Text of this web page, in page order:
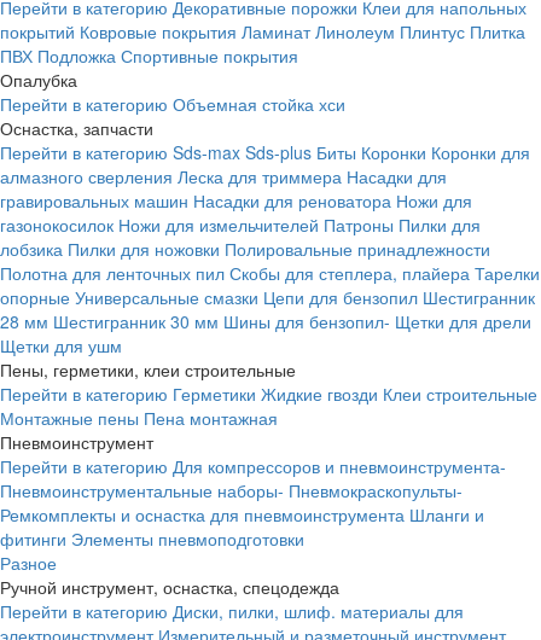
Перейти в категорию Декоративные порожки Клеи для напольных
покрытий Ковровые покрытия Ламинат Линолеум Плинтус Плитка
ПВХ Подложка Спортивные покрытия
Опалубка
Перейти в категорию Объемная стойка хси
Оснастка, запчасти
Перейти в категорию Sds-max Sds-plus Биты Коронки Коронки для
алмазного сверления Леска для триммера Насадки для
гравировальных машин Насадки для реноватора Ножи для
газонокосилок Ножи для измельчителей Патроны Пилки для
лобзика Пилки для ножовки Полировальные принадлежности
Полотна для ленточных пил Скобы для степлера, плайера Тарелки
опорные Универсальные смазки Цепи для бензопил Шестигранник
28 мм Шестигранник 30 мм Шины для бензопил- Щетки для дрели
Щетки для ушм
Пены, герметики, клеи строительные
Перейти в категорию Герметики Жидкие гвозди Клеи строительные
Монтажные пены Пена монтажная
Пневмоинструмент
Перейти в категорию Для компрессоров и пневмоинструмента-
Пневмоинструментальные наборы- Пневмокраскопульты-
Ремкомплекты и оснастка для пневмоинструмента Шланги и
фитинги Элементы пневмоподготовки
Разное
Ручной инструмент, оснастка, спецодежда
Перейти в категорию Диски, пилки, шлиф. материалы для
электроинструмент Измерительный и разметочный инструмент